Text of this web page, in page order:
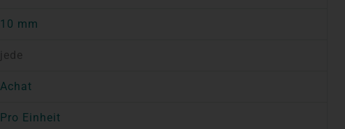
10 mm
jede
Achat
Pro Einheit